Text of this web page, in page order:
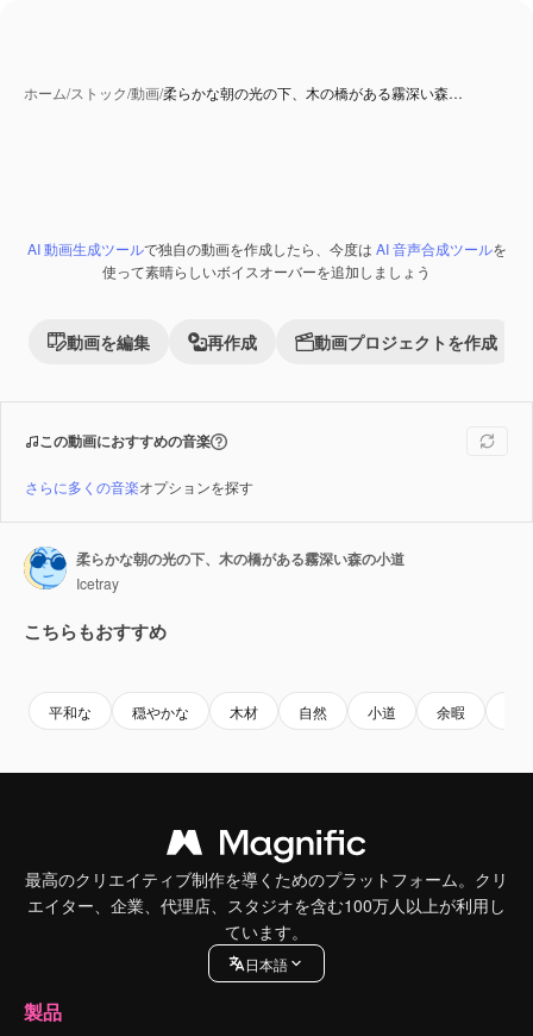
ホーム/ストック/動画/柔らかな朝の光の下、木の橋がある霧深い森…
Premium
AI 動画生成ツールで独自の動画を作成したら、今度は AI 音声合成ツールを
使って素晴らしいボイスオーバーを追加しましょう
動画を編集 再作成 動画プロジェクトを作成
この動画におすすめの音楽
さらに多くの音楽オプションを探す
柔らかな朝の光の下、木の橋がある霧深い森の小道
Icetray
こちらもおすすめ
平和な 穏やかな 木材 自然 小道 余暇
最高のクリエイティブ制作を導くためのプラットフォーム。クリ
エイター、企業、代理店、スタジオを含む100万人以上が利用し
ています。
日本語
製品